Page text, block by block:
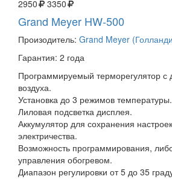
2950
3350
Grand Meyer HW-500
Произодитель: Grand Meyer
Гарантия: 2 года
Программируемый терморегулятор с
воздуха.
Установка до 3 режимов температуры.
Лиловая подсветка дисплея.
Аккумулятор для сохранения
электричества.
Возможность программирования,
управления обогревом.
Диапазон регулировки от 5 до 35